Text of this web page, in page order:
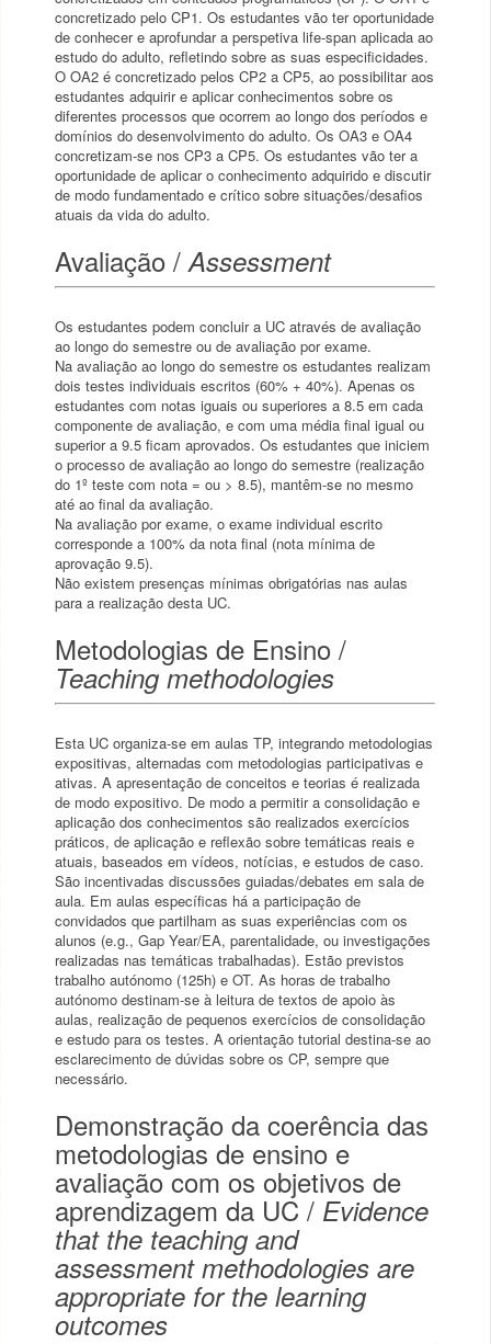
concretizado pelo CP1. Os estudantes vão ter oportunidade
de conhecer e aprofundar a perspetiva life-span aplicada ao
estudo do adulto, refletindo sobre as suas especificidades.
O OA2 é concretizado pelos CP2 a CP5, ao possibilitar aos
estudantes adquirir e aplicar conhecimentos sobre os
diferentes processos que ocorrem ao longo dos períodos e
domínios do desenvolvimento do adulto. Os OA3 e OA4
concretizam-se nos CP3 a CP5. Os estudantes vão ter a
oportunidade de aplicar o conhecimento adquirido e discutir
de modo fundamentado e crítico sobre situações/desafios
atuais da vida do adulto.
Avaliação /Assessment
Os estudantes podem concluir a UC através de avaliação
ao longo do semestre ou de avaliação por exame.
Na avaliação ao longo do semestre os estudantes realizam
dois testes individuais escritos (60% + 40%). Apenas os
estudantes com notas iguais ou superiores a 8.5 em cada
componente de avaliação, e com uma média final igual ou
superior a 9.5 ficam aprovados. Os estudantes que iniciem
o processo de avaliação ao longo do semestre (realização
do 1º teste com nota = ou > 8.5), mantêm-se no mesmo
até ao final da avaliação.
Na avaliação por exame, o exame individual escrito
corresponde a 100% da nota final (nota mínima de
aprovação 9.5).
Não existem presenças mínimas obrigatórias nas aulas
para a realização desta UC.
Metodologias de Ensino /
Teaching methodologies
Esta UC organiza-se em aulas TP, integrando metodologias
expositivas, alternadas com metodologias participativas e
ativas. A apresentação de conceitos e teorias é realizada
de modo expositivo. De modo a permitir a consolidação e
aplicação dos conhecimentos são realizados exercícios
práticos, de aplicação e reflexão sobre temáticas reais e
atuais, baseados em vídeos, notícias, e estudos de caso.
São incentivadas discussões guiadas/debates em sala de
aula. Em aulas específicas há a participação de
convidados que partilham as suas experiências com os
alunos (e.g., Gap Year/EA, parentalidade, ou investigações
realizadas nas temáticas trabalhadas). Estão previstos
trabalho autónomo (125h) e OT. As horas de trabalho
autónomo destinam-se à leitura de textos de apoio às
aulas, realização de pequenos exercícios de consolidação
e estudo para os testes. A orientação tutorial destina-se ao
esclarecimento de dúvidas sobre os CP, sempre que
necessário.
Demonstração da coerência das
metodologias de ensino e
avaliação com os objetivos de
aprendizagem da UC / Evidence
that the teaching and
assessment methodologies are
appropriate for the learning
outcomes